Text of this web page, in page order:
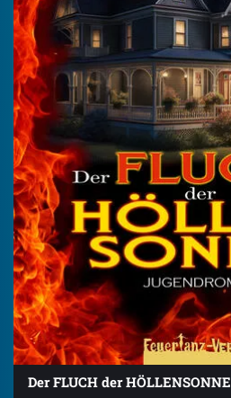
Der FLUCH der HÖLLENSONNE